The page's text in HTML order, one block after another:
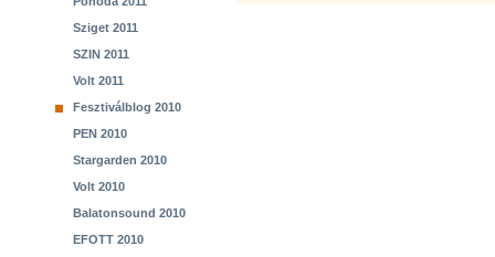
Sziget 2011
SZIN 2011
Volt 2011
Fesztiválblog 2010
PEN 2010
Stargarden 2010
Volt 2010
Balatonsound 2010
EFOTT 2010